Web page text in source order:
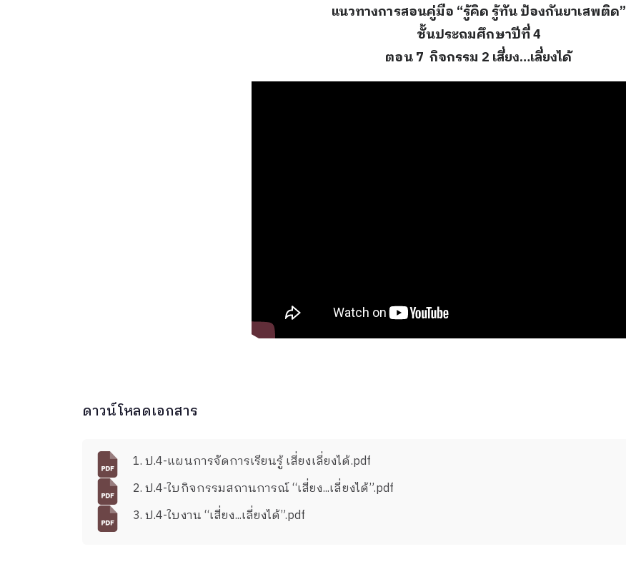
แนวทางการสอนคู่มือ “รู้คิด รู้ทัน ป้องกันยาเสพติด”
ชั้นประถมศึกษาปีที่ 4
ตอน 7 กิจกรรม 2 เสี่ยง…เลี่ยงได้
ดาวน์โหลดเอกสาร
1. ป.4-แผนการจัดการเรียนรู้ เสี่ยงเลี่ยงได้.pdf
2. ป.4-ใบกิจกรรมสถานการณ์ “เสี่ยง...เลี่ยงได้”.pdf
3. ป.4-ใบงาน “เสี่ยง...เลี่ยงได้”.pdf